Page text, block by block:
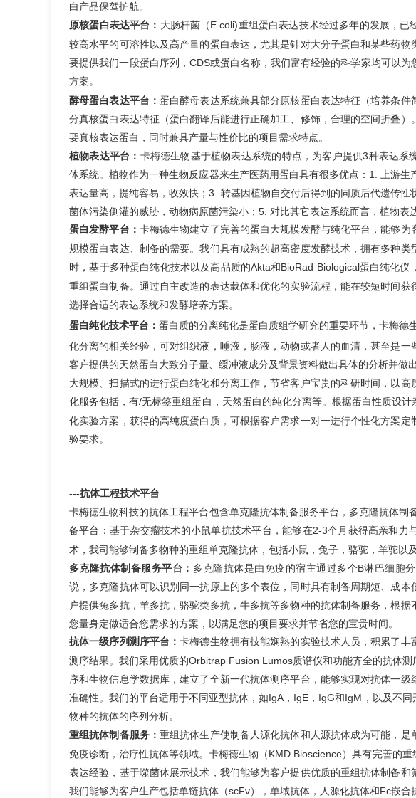
白产品保驾护航。
原核蛋白表达平台： 大肠杆菌（E.coli)重组蛋白表达技术经过多年的发展，已
较高水平的可溶性以及高产量的蛋白表达，尤其是针对大分子蛋白和某些药
要提供我们一段蛋白序列，CDS或蛋白名称，我们富有经验的科学家均可以
方案。
酵母蛋白表达平台： 蛋白酵母表达系统兼具部分原核蛋白表达特征 （培养条
分真核蛋白表达特征（蛋白翻译后能进行正确加工、修饰，合理的空间折叠）。
要真核表达蛋白，同时兼具产量与性价比的项目需求特点。
植物表达平台 ： 卡梅德生物基于植物表达系统的特点，为客户提供3种表达
体系统。植物作为一种生物反应器来生产医药用蛋白具有很多优点：1. 上游生
表达量高，提纯容易，收效快；3. 转基因植物自交付后得到的同质后代遗传
菌体污染倒灌的威胁，动物病原菌污染小；5. 对比其它表达系统而言，植物表
蛋白发酵平台 ： 卡梅德生物建立了完善的蛋白大规模发酵与纯化平台 ，能够为
规模蛋白表达、制备的需要。我们具有成熟的超高密度发酵技术，拥有多种
时，基于多种蛋白纯化技术以及高品质的Akta和BioRad Biological蛋白纯化
重组蛋白制备。通过自主改造的表达载体和优化的实验流程，能在较短时间
选择合适的表达系统和发酵培养方案。
蛋白纯化技术平台 ：蛋白质的分离纯化是蛋白质组学研究的重要环节，卡梅德
化分离的相关经验， 可对组织液，唾液，肠液，动物或者人的血清，甚至是一
客户提供的天然蛋白大致分子量、缓冲液成分及背景资料做出具体的分析并做
大规模、扫描式的进行蛋白纯化和分离工作，节省客户宝贵的科研时间，以
化服务包括，有/无标签重组蛋白，天然蛋白的纯化分离等。根据蛋白性质设
化实验方案，获得的高纯度蛋白质，可根据客户需求一对一进行个性化方案
验要求。
---抗体工程技术平台
卡梅德生物科技的抗体工程平台包含单克隆抗体制备服务平台 ， 多克隆抗体制
备平台：基于杂交瘤技术的小鼠单抗技术平台，能够在2-3个月获得高亲和力
术，我司能够制备多物种的重组单克隆抗体，包括小鼠，兔子，骆驼，羊驼以及
多克隆抗体制备服务平台： 多克隆抗体是由免疫的宿主通过多个B淋巴细胞
说，多克隆抗体可以识别同一抗原上的多个表位，同时具有制备周期短、成本
户提供兔多抗，羊多抗，骆驼类多抗，牛多抗等多物种的抗体制备服务，根
您量身定做适合您需求的方案，以满足您的项目要求并节省您的宝贵时间。
抗体一级序列测序平台：卡梅德生物拥有技能娴熟的实验技术人员，积累了
测序结果。我们采用优质的Orbitrap Fusion Lumos质谱仪和功能齐全的抗体
序和生物信息学数据库，建立了全新一代抗体测序平台，能够实现对抗体一
准确性。我们的平台适用于不同亚型抗体，如IgA，IgE，IgG和IgM，以及不
物种的抗体的序列分析。
重组抗体制备服务： 重组抗体生产使制备人源化抗体和人源抗体成为可能，是
免疫诊断，治疗性抗体等领域。卡梅德生物（KMD Bioscience）具有完善的重
表达经验，基于噬菌体展示技术 ，我们能够为客户提供优质的重组抗体制备和
我们能够为客户生产包括单链抗体（scFv） ，单域抗体，人源化抗体和Fc嵌合